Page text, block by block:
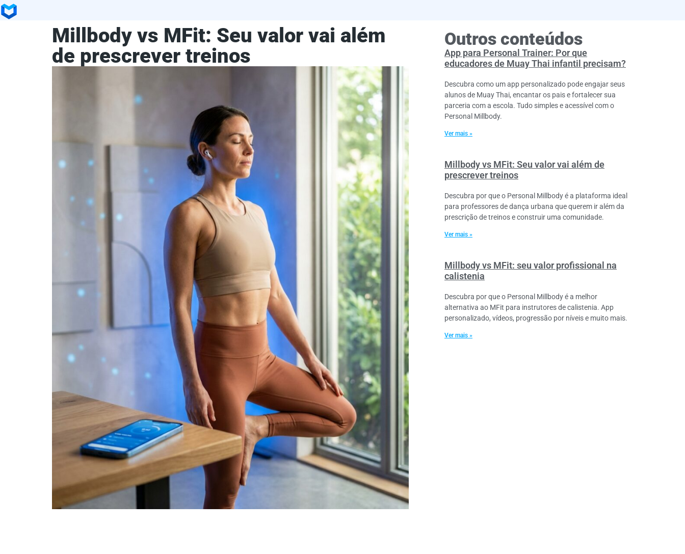
Millbody vs MFit: Seu valor vai além
de prescrever treinos
Outros conteúdos
App para Personal Trainer: Por que
educadores de Muay Thai infantil precisam?
Descubra como um app personalizado pode engajar seus
alunos de Muay Thai, encantar os pais e fortalecer sua
parceria com a escola. Tudo simples e acessível com o
Personal Millbody.
Ver mais »
Millbody vs MFit: Seu valor vai além de
prescrever treinos
Descubra por que o Personal Millbody é a plataforma ideal
para professores de dança urbana que querem ir além da
prescrição de treinos e construir uma comunidade.
Ver mais »
Millbody vs MFit: seu valor profissional na
calistenia
Descubra por que o Personal Millbody é a melhor
alternativa ao MFit para instrutores de calistenia. App
personalizado, vídeos, progressão por níveis e muito mais.
Ver mais »